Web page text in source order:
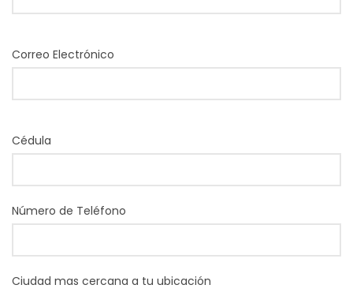
Correo Electrónico
Cédula
Número de Teléfono
Ciudad mas cercana a tu ubicación